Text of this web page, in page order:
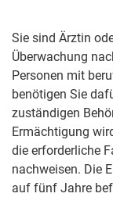
Sie sind Ärztin
Überwachung
Personen mit
benötigen Sie
zuständigen
Ermächtigung
die erforderliche
nachweisen. Die
auf fünf Jahre